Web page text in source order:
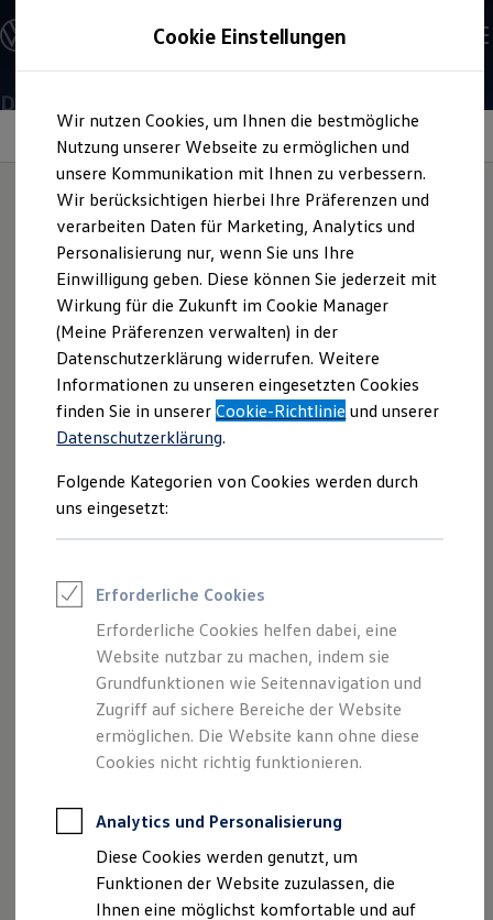
Hauptinhalt
springen
Footer
springen
Offene Stellen entdecken
Einstiegsmöglichkeiten
Schüler
Schülerpraktikum
Schüler Ferienjobs
Einstiegsqualifizierung
Studenten
Praktikum
Abschlussarbeit
Master-Stipendium
Auslandspraktikum
Jobs in Semesterferien
Werkstudentin / Werkstudent
Absolventen
StartUp Direct
Doktorandenprogramm
Volontariat
Berufserfahrene
Direkteinstieg
Jobs in der Volkswagen Group
Jobs in Produktion und Logistik
Talentpool für Fach- und Führungsexpertinnen
Arbeiten bei VW
Was uns ausmacht
Wir bei Volkswagen
Onboarding und Einarbeitung
Unternehmensbereiche
Standorte
Verhaltensgrundsätze
Karriere Magazin
Talentpool
Deine Bewerbung
Onlinebewerbung: So geht's
Bewerbungstipps
Eine Absage - was nun?
Anreise zu Interview oder AC
Kontakt und Hilfe
Duales Studium
Chemieingenieurwesen
Starte zum Wintersemester 2027/2028 dein duales Studium
Chemieingenieurwesen bei Volkswagen. Sichere dir deinen
dualen Studienplatz.
2 MinutenLesezeit
Kurz erklärt
Onlinetestbei
Bewerbungen für
Ausbildung oder duales
Studium
Wenn du dich für einen Ausbildungsplatz oder dasduale
Studium bei Volkswagen
nach Absenden deiner ersten Onlinebewerbung eine
möchten wir dich und deine Kenntnisse noch etwas besser
kennenlernen. Der Test dauert etwa
und kann von jedem internetfähigen Computer aus
absolviert werden.
Gut zu wissen:Der Onlinetest kann nur einmal gemacht
Nutzungsbedingungen
Datenschutz
Lizenzhinweise Dritter
Cookie Einstellungen
Wir nutzen Cookies, um Ihnen die bestmögliche
Nutzung unserer Webseite zu ermöglichen und
unsere Kommunikation mit Ihnen zu verbessern.
Wir berücksichtigen hierbei Ihre Präferenzen und
verarbeiten Daten für Marketing, Analytics und
Personalisierung nur, wenn Sie uns Ihre
Einwilligung geben. Diese können Sie jederzeit mit
Wirkung für die Zukunft im Cookie Manager
(Meine Präferenzen verwalten) in der
Datenschutzerklärung widerrufen. Weitere
Informationen zu unseren eingesetzten Cookies
finden Sie in unsererCookie-Richtlinie und unserer
Datenschutzerklärung.
Folgende Kategorien von Cookies werden durch
uns eingesetzt:
Erforderliche Cookies
Erforderliche Cookies helfen dabei, eine
Website nutzbar zu machen, indem sie
Grundfunktionen wie Seitennavigation und
Zugriff auf sichere Bereiche der Website
ermöglichen. Die Website kann ohne diese
Cookies nicht richtig funktionieren.
Analytics und Personalisierung
Diese Cookies werden genutzt, um
Funktionen der Website zuzulassen, die
Ihnen eine möglichst komfortable und auf